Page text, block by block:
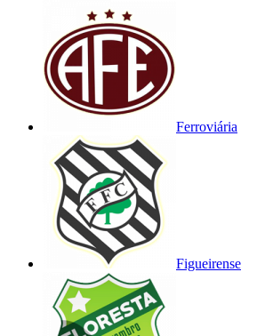
Ferroviária
Figueirense